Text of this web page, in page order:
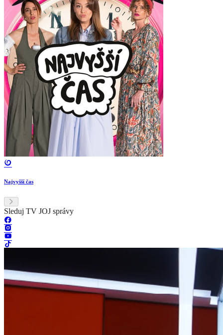
Najvyšší čas
Sleduj TV JOJ správy